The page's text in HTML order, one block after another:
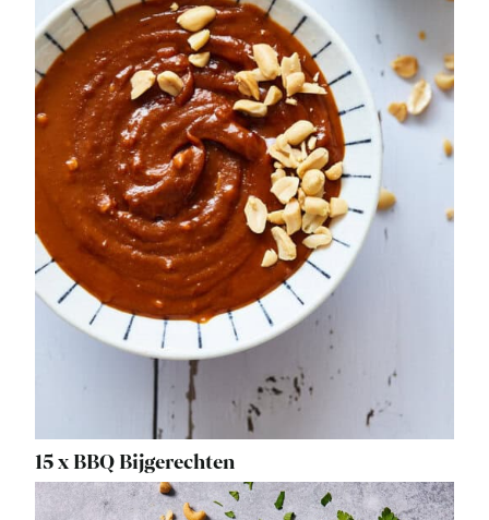
15 x BBQ Bijgerechten